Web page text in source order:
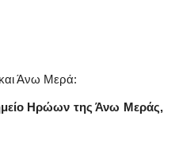
Άνω Μερά:
Ηρώων της Άνω Μεράς,